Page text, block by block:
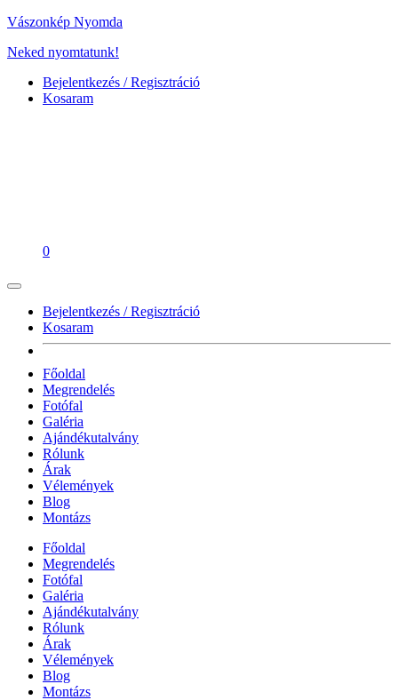
Vászonkép Nyomda
Neked nyomtatunk!
Bejelentkezés / Regisztráció
Kosaram
0
Bejelentkezés / Regisztráció
Kosaram
Főoldal
Megrendelés
Fotófal
Galéria
Ajándékutalvány
Rólunk
Árak
Vélemények
Blog
Montázs
Főoldal
Megrendelés
Fotófal
Galéria
Ajándékutalvány
Rólunk
Árak
Vélemények
Blog
Montázs